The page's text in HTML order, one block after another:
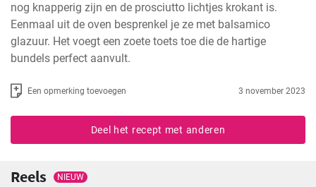
nog knapperig zijn en de prosciutto lichtjes krokant is.
Eenmaal uit de oven besprenkel je ze met balsamico
glazuur. Het voegt een zoete toets toe die de hartige
bundels perfect aanvult.
Een opmerking toevoegen 3 november 2023
Deel het recept met anderen
Reels NIEUW